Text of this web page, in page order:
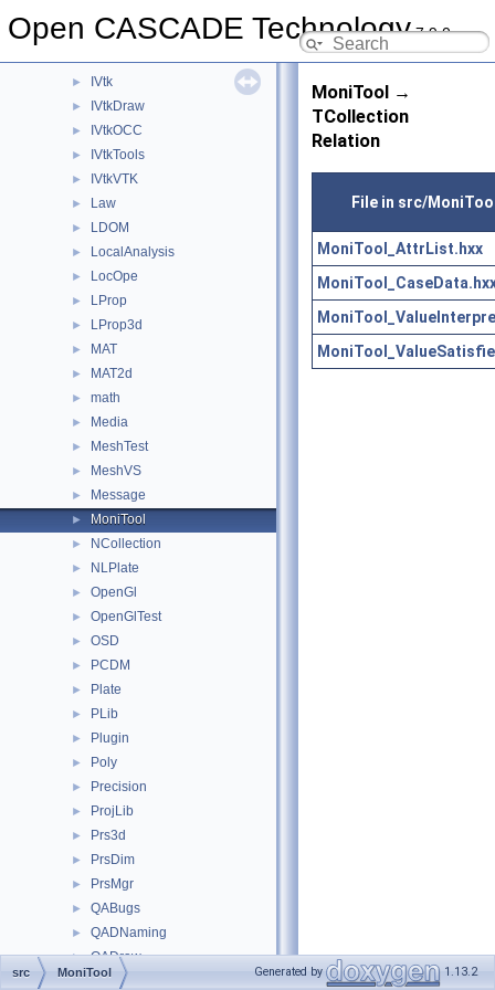
Open CASCADE Technology7.9.0
IntTools
► IVtk
► IVtkDraw
► IVtkOCC
► IVtkTools
► IVtkVTK
► Law
► LDOM
► LocalAnalysis
► LocOpe
► LProp
► LProp3d
► MAT
► MAT2d
► math
► Media
► MeshTest
► MeshVS
► Message
► MoniTool
► NCollection
► NLPlate
► OpenGl
► OpenGlTest
► OSD
► PCDM
► Plate
► PLib
► Plugin
► Poly
► Precision
► ProjLib
► Prs3d
► PrsDim
► PrsMgr
► QABugs
► QADNaming
► QADraw
► QANCollection
MoniTool →
TCollection
Relation
File in src/
MoniTool_AttrList.hxx
src MoniTool Generated by 1.13.2